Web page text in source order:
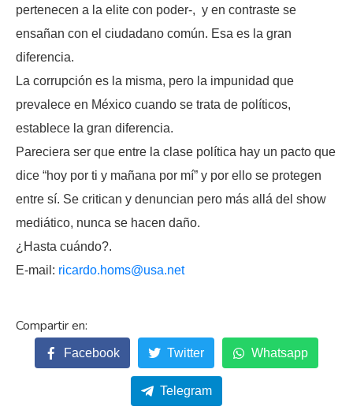
pertenecen a la elite con poder-, y en contraste se
ensañan con el ciudadano común. Esa es la gran
diferencia.
La corrupción es la misma, pero la impunidad que
prevalece en México cuando se trata de políticos,
establece la gran diferencia.
Pareciera ser que entre la clase política hay un pacto que
dice “hoy por ti y mañana por mí” y por ello se protegen
entre sí. Se critican y denuncian pero más allá del show
mediático, nunca se hacen daño.
¿Hasta cuándo?.
E-mail: ricardo.homs@usa.net
Facebook Twitter Whatsapp
Telegram